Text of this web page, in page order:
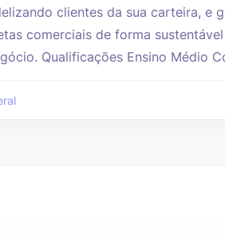
clientes da sua carteira, e
comerciais de forma
Qualificações Ensino Médio